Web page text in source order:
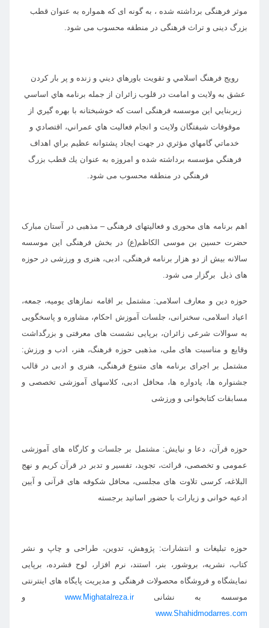
موثر فرهنگی برداشته شده ، به گونه ای که همواره به عنوان قطب
بزرگ دینی و تراث فرهنگی در منطقه محسوب می شود.
رويج فرهنگ اسلامي و تقويت باورهاي ديني و زنده و پر بار كردن
عشق به ولايت و امامت در قلوب زائران از جمله برنامه هاي اساسي
زيربنايي اين موسسه فرهنگی است كه خوشبختانه با بهره گيري از
موقوفات شيفتگان ولايت و انجام فعاليت هاي عمراني، اقتصادي و
خدماتي گامهاي مؤثري در جهت ايجاد پشتوانه عظيم براي اهداف
فرهنگي مؤسسه برداشته شده و امروزه به عنوان يك قطب بزرگ
فرهنگي در منطقه محسوب می شود.
اهم برنامه های محوری و فعالیتهای فرهنگی – مذهبی در آستان مبارک
حضرت حسین بن موسی الکاظم(ع) در بخش فرهنگی این موسسه
سالانه بیش از دو هزار برنامه فرهنگی، ادبی، هنری و ورزشی در حوزه
های ذیل برگزار می شود.
حوزه دین و معارف اسلامی: مشتمل بر اقامه نمازهای یومیه، جمعه،
اعیاد اسلامی، سخنرانی، جلسات آموزش احکام، مشاوره و پاسخگویی
به سوالات شرعی زائران، برپایی نشست های معرفتی و بزرگداشت
وقایع و مناسبت های ملی، مذهبی حوزه فرهنگ، هنر، ادب و ورزش:
مشتمل بر اجرای برنامه های متنوع فرهنگی، هنری و ادبی در قالب
جشنواره ها، یادواره ها، محافل ادبی، کلاسهای آموزشی تخصصی و
مسابقات کتابخوانی و ورزشی
حوزه قرآن، دعا و نیایش: مشتمل بر جلسات و کارگاه های آموزشی
عمومی و تخصصی، قرائت، تجوید، تفسیر و تدبر در قرآن کریم و نهج
البلاغه، کرسی تلاوت های مجلسی، محافل شکوفه های قرآنی و آیین
ادعیه خوانی و زیارات با حضور اساتید برجسته
حوزه تبلیغات و انتشارات: پژوهش، تدوین، طراحی و چاپ و نشر
کتاب، نشریه، بروشور، بنر، استند، نرم افزار، لوح فشرده، برپایی
نمایشگاه و فروشگاه محصولات فرهنگی و مدیریت پایگاه های اینترنتی
موسسه به نشانیwww.Mighatalreza.ir و
www.Shahidmodarres.com